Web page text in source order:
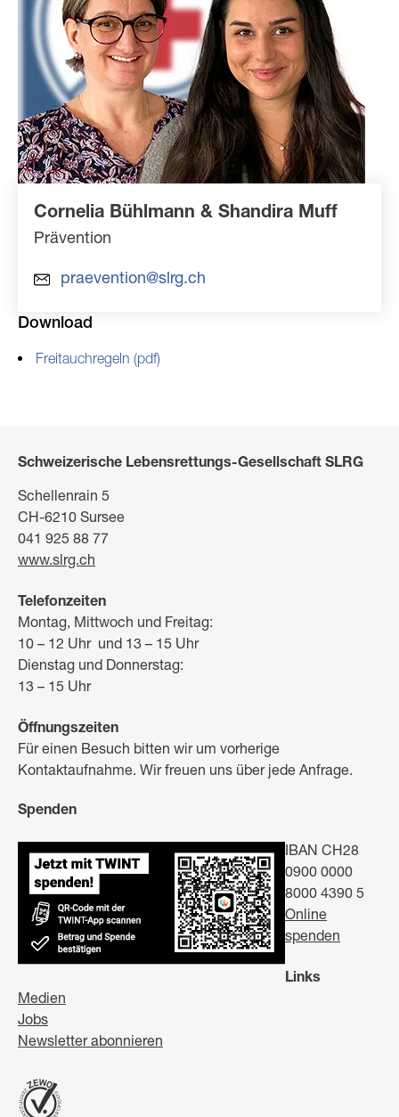
Cornelia Bühlmann & Shandira Muff
Prävention
praevention@slrg.ch
Download
Freitauchregeln (pdf)
Schweizerische Lebensrettungs-Gesellschaft SLRG
Schellenrain 5
CH-6210 Sursee
041 925 88 77
www.slrg.ch
Telefonzeiten
Montag, Mittwoch und Freitag:
10 – 12 Uhr und 13 – 15 Uhr
Dienstag und Donnerstag:
13 – 15 Uhr
Öffnungszeiten
Für einen Besuch bitten wir um vorherige
Kontaktaufnahme. Wir freuen uns über jede Anfrage.
Spenden
IBAN CH28
0900 0000
8000 4390 5
Online
spenden
Links
Medien
Jobs
Newsletter abonnieren